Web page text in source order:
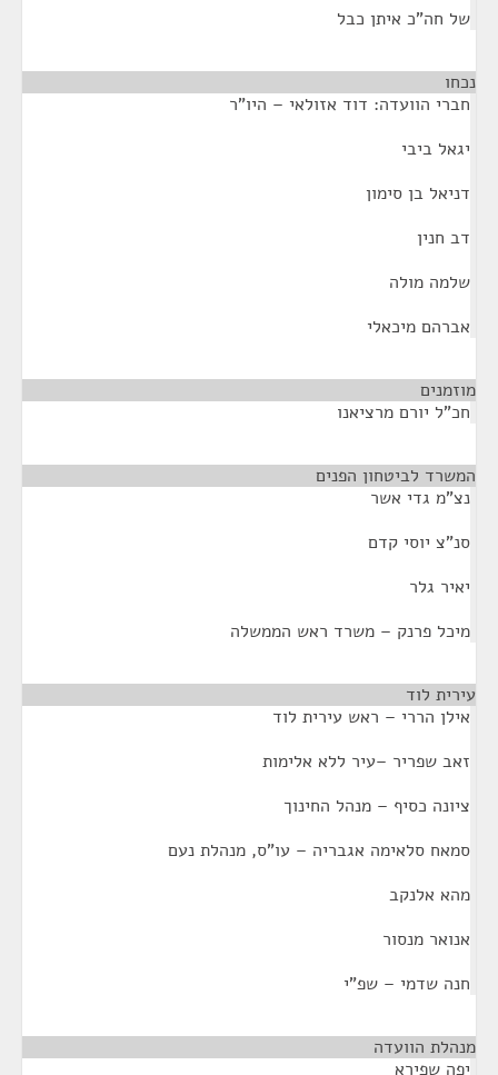
של חה"כ איתן כבל
נכחו
חברי הוועדה: דוד אזולאי – היו"ר
יגאל ביבי
דניאל בן סימון
דב חנין
שלמה מולה
אברהם מיכאלי
מוזמנים
חכ"ל יורם מרציאנו
המשרד לביטחון הפנים
נצ"מ גדי אשר
סנ"צ יוסי קדם
יאיר גלר
מיכל פרנק – משרד ראש הממשלה
עירית לוד
אילן הררי – ראש עירית לוד
זאב שפריר –עיר ללא אלימות
ציונה כסיף – מנהל החינוך
סמאח סלאימה אגבריה – עו"ס, מנהלת נעם
מהא אלנקב
אנואר מנסור
חנה שדמי – שפ"י
מנהלת הוועדה
יפה שפירא